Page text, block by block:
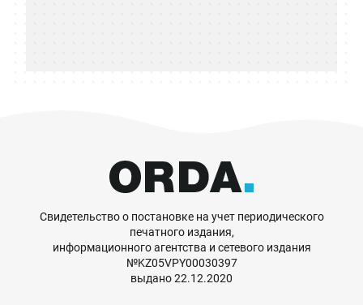
Свидетельство о постановке на учет периодического
печатного издания,
информационного агентства и сетевого издания
№KZ05VPY00030397
выдано 22.12.2020